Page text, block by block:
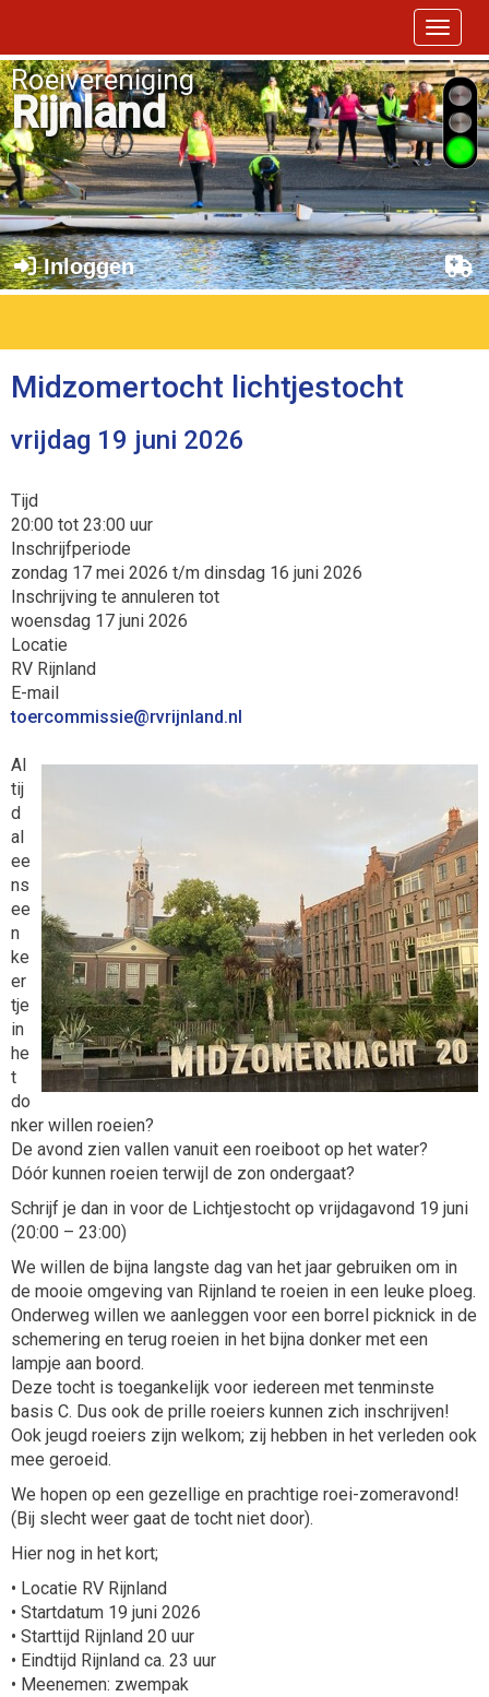
Toggle
Roeivereniging
Rijnland
Inloggen
Midzomertocht lichtjestocht
vrijdag 19 juni 2026
Tijd
20:00 tot 23:00 uur
Inschrijfperiode
zondag 17 mei 2026 t/m dinsdag 16 juni 2026
Inschrijving te annuleren tot
woensdag 17 juni 2026
Locatie
RV Rijnland
E-mail
eissimmocreot@rvrijnland.nl
Al
tij
d
al
ee
ns
ee
n
ke
er
tje
in
he
t
do
nker willen roeien?
De avond zien vallen vanuit een roeiboot op het water?
Dóór kunnen roeien terwijl de zon ondergaat?
Schrijf je dan in voor de Lichtjestocht op vrijdagavond 19 juni
(20:00 – 23:00)
We willen de bijna langste dag van het jaar gebruiken om in
de mooie omgeving van Rijnland te roeien in een leuke ploeg.
Onderweg willen we aanleggen voor een borrel picknick in de
schemering en terug roeien in het bijna donker met een
lampje aan boord.
Deze tocht is toegankelijk voor iedereen met tenminste
basis C. Dus ook de prille roeiers kunnen zich inschrijven!
Ook jeugd roeiers zijn welkom; zij hebben in het verleden ook
mee geroeid.
We hopen op een gezellige en prachtige roei-zomeravond!
(Bij slecht weer gaat de tocht niet door).
Hier nog in het kort;
• Locatie RV Rijnland
• Startdatum 19 juni 2026
• Starttijd Rijnland 20 uur
• Eindtijd Rijnland ca. 23 uur
• Meenemen: zwempak